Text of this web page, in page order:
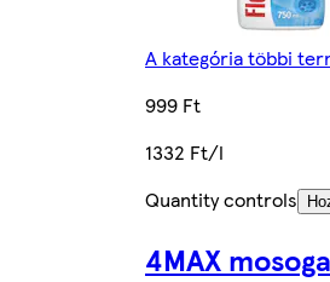
A kategória többi
999 Ft
1332 Ft/l
Quantity controls
4MAX